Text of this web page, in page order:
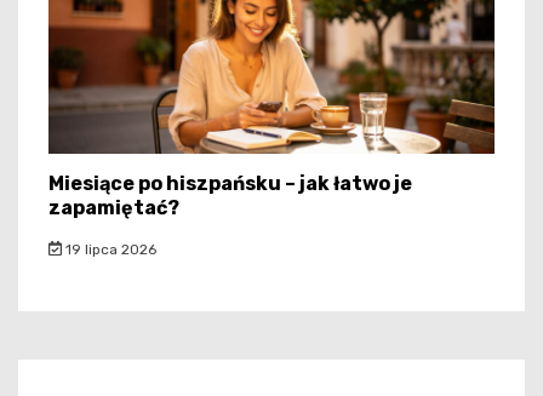
Miesiące po hiszpańsku – jak łatwo je
zapamiętać?
19 lipca 2026